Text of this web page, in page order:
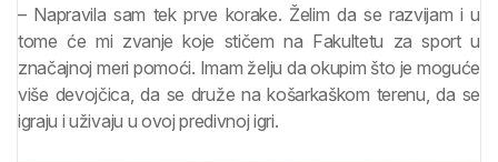
– Napravila sam tek prve korake. Želim da se razvijam i u
tome će mi zvanje koje stičem na Fakultetu za sport u
značajnoj meri pomoći. Imam želju da okupim što je moguće
više devojčica, da se druže na košarkaškom terenu, da se
igraju i uživaju u ovoj predivnoj igri.